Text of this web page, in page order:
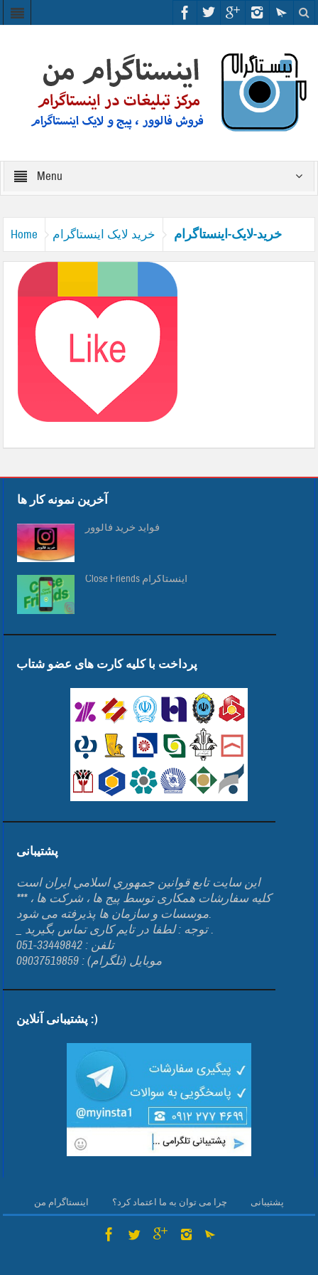
Menu
Home خرید لایک اینستاگرام خرید-لایک-اینستاگرام
آخرین نمونه کار ها
فواید خرید فالوور
Close Friends اینستاگرام
پرداخت با کلیه کارت های عضو شتاب
پشتیبانی
اين سايت تابع قوانين جمهوري اسلامي ايران است
*** کلیه سفارشات همکاری توسط پیج ها ، شرکت ها ،
موسسات و سازمان ها پذیرفته می شود.
_ توجه : لطفا در تایم کاری تماس بگیرید .
تلفن : 33449842-051
موبایل (تلگرام) : 09037519859
پشتیبانی آنلاین :)
اینستاگرام من چرا می توان به ما اعتماد کرد؟ پشتیبانی